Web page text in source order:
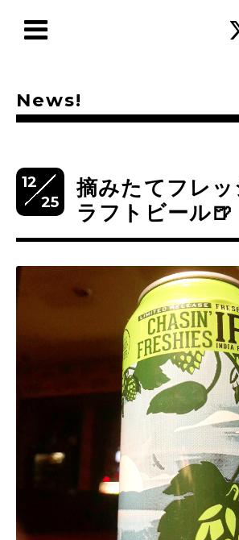
News!
12
25
摘みたてフレッ
ラフトビール🍺